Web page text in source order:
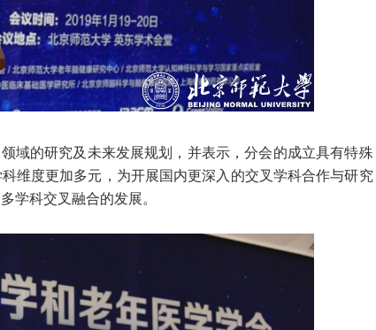
域的研究及未来发展规划，并表示，分会的成立具有特殊
维度更加多元，为开展国内更深入的交叉学科合作与研究
学科交叉融合的发展。